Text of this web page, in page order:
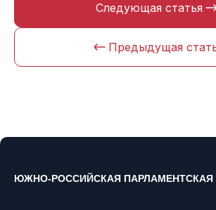
Предыдущая
Следующая статья
ЮЖНО-РОССИЙСКАЯ